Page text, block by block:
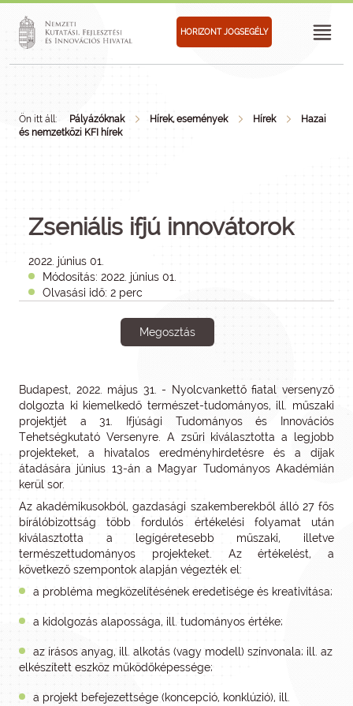
HORIZONT JOGSEGÉLY
Ön itt áll: Pályázóknak Hírek, események Hírek
Hazai
és nemzetközi KFI hírek
Zseniális ifjú innovátorok
2022. június 01.
Módosítás: 2022. június 01.
Olvasási idő: 2 perc
Megosztás
Budapest, 2022. május 31. - Nyolcvankettő fiatal versenyző
dolgozta ki kiemelkedő természet-tudományos, ill. műszaki
projektjét a 31. Ifjúsági Tudományos és Innovációs
Tehetségkutató Versenyre. A zsűri kiválasztotta a legjobb
projekteket, a hivatalos eredményhirdetésre és a díjak
átadására június 13-án a Magyar Tudományos Akadémián
kerül sor.
Az akadémikusokból, gazdasági szakemberekből álló 27 fős
bírálóbizottság több fordulós értékelési folyamat után
kiválasztotta a legígéretesebb műszaki, illetve
természettudományos projekteket. Az értékelést, a
következő szempontok alapján végezték el:
a probléma megközelítésének eredetisége és kreativitása;
a kidolgozás alapossága, ill. tudományos értéke;
az írásos anyag, ill. alkotás (vagy modell) színvonala; ill. az
elkészített eszköz működőképessége;
a projekt befejezettsége (koncepció, konklúzió), ill.